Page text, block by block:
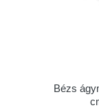
Bézs